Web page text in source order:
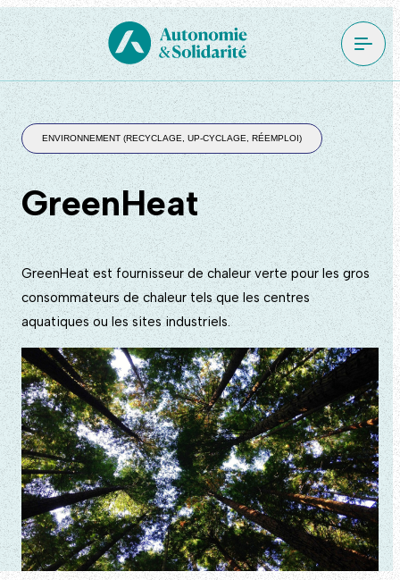
ENVIRONNEMENT (RECYCLAGE, UP-CYCLAGE, RÉEMPLOI)
GreenHeat
GreenHeat est fournisseur de chaleur verte pour les gros
consommateurs de chaleur tels que les centres
aquatiques ou les sites industriels.